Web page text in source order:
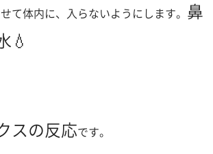
て体内に、入らないようにします。 鼻
💧
スの反応です。